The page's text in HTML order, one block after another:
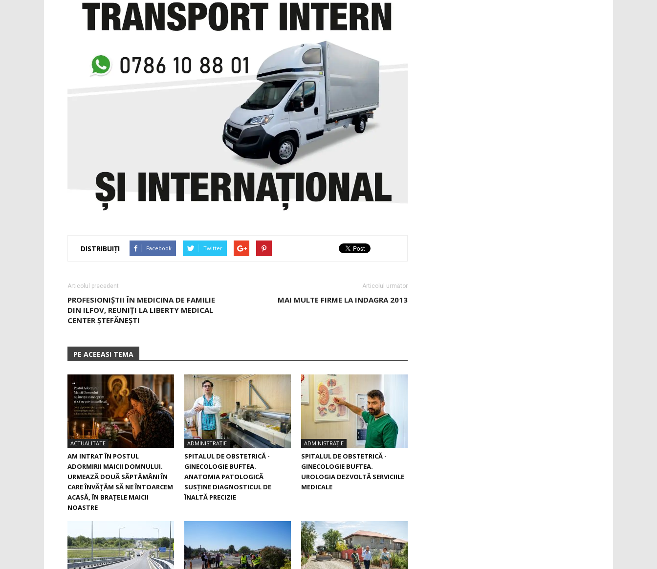
DISTRIBUIȚI Facebook Twitter
Articolul precedent
PROFESIONIŞTII ÎN MEDICINA DE FAMILIE
DIN ILFOV, REUNIŢI LA LIBERTY MEDICAL
CENTER ŞTEFĂNEŞTI
Articolul următor
MAI MULTE FIRME LA INDAGRA 2013
PE ACEEASI TEMA
ACTUALITATE
AM INTRAT ÎN POSTUL
ADORMIRII MAICII DOMNULUI.
URMEAZĂ DOUĂ SĂPTĂMÂNI ÎN
CARE ÎNVĂŢĂM SĂ NE ÎNTOARCEM
ACASĂ, ÎN BRAŢELE MAICII
NOASTRE
ADMINISTRAȚIE
SPITALUL DE OBSTETRICĂ -
GINECOLOGIE BUFTEA.
ANATOMIA PATOLOGICĂ
SUSŢINE DIAGNOSTICUL DE
ÎNALTĂ PRECIZIE
ADMINISTRAȚIE
SPITALUL DE OBSTETRICĂ -
GINECOLOGIE BUFTEA.
UROLOGIA DEZVOLTĂ SERVICIILE
MEDICALE